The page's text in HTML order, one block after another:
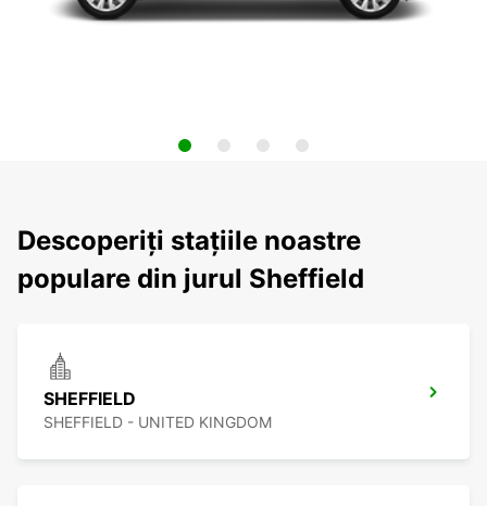
Descoperiți stațiile noastre
populare din jurul Sheffield
SHEFFIELD
SHEFFIELD - UNITED KINGDOM